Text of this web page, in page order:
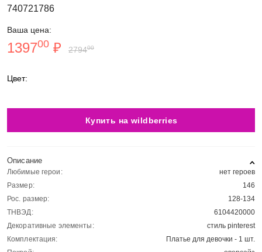
740721786
Ваша цена:
139700 ₽ 279400
Цвет:
Купить на wildberries
Описание
Любимые герои:
нет героев
Размер:
146
Рос. размер:
128-134
ТНВЭД:
6104420000
Декоративные элементы:
стиль pinterest
Комплектация:
Платье для девочки - 1 шт.